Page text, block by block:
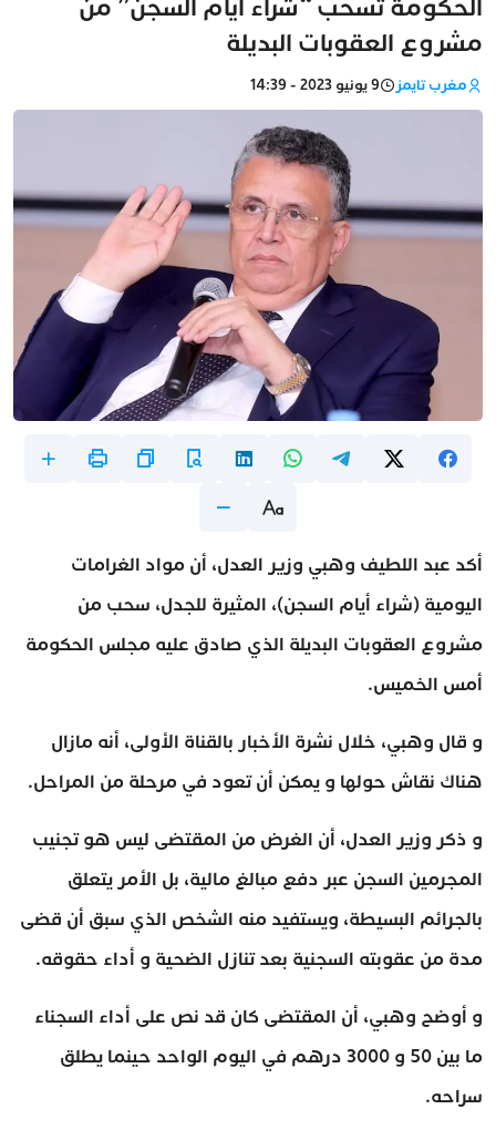
الحكومة تسحب “شراء أيام السجن” من
مشروع العقوبات البديلة
مغرب تايمز 9 يونيو 2023 - 14:39
أكد عبد اللطيف وهبي وزير العدل، أن مواد الغرامات
اليومية (شراء أيام السجن)، المثيرة للجدل، سحب من
مشروع العقوبات البديلة الذي صادق عليه مجلس الحكومة
أمس الخميس.
و قال وهبي، خلال نشرة الأخبار بالقناة الأولى، أنه مازال
هناك نقاش حولها و يمكن أن تعود في مرحلة من المراحل.
و ذكر وزير العدل، أن الغرض من المقتضى ليس هو تجنيب
المجرمين السجن عبر دفع مبالغ مالية، بل الأمر يتعلق
بالجرائم البسيطة، ويستفيد منه الشخص الذي سبق أن قضى
مدة من عقوبته السجنية بعد تنازل الضحية و أداء حقوقه.
و أوضح وهبي، أن المقتضى كان قد نص على أداء السجناء
ما بين 50 و 3000 درهم في اليوم الواحد حينما يطلق
سراحه.